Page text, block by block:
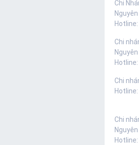
Chi
Nguyên
Hotline:
Chi
Nguyên
Hotline:
Chi
Hotline:
Chi
Nguyên
Hotline: